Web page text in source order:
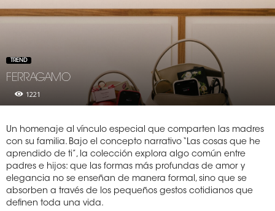
TREND
FERRAGAMO
1221
Un homenaje al vínculo especial que comparten las madres
con su familia. Bajo el concepto narrativo “Las cosas que he
aprendido de ti”, la colección explora algo común entre
padres e hijos: que las formas más profundas de amor y
elegancia no se enseñan de manera formal, sino que se
absorben a través de los pequeños gestos cotidianos que
definen toda una vida.